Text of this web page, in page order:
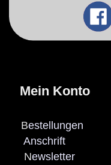
Mein Konto
Bestellungen
Anschrift
Newsletter